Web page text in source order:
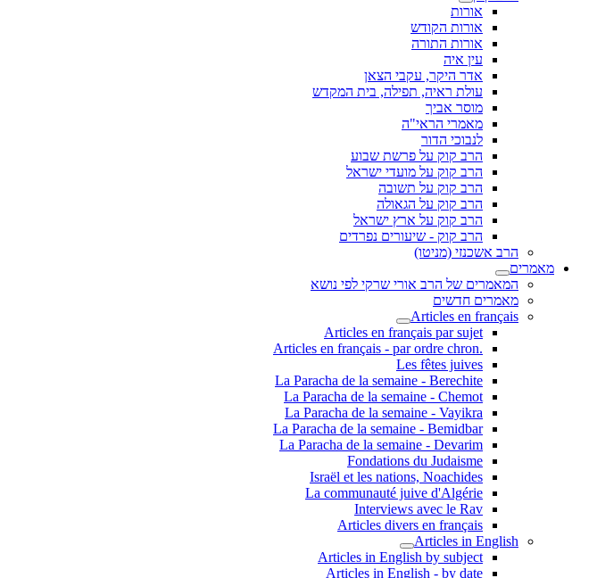
אורות
אורות הקודש
אורות התורה
עין איה
אדר היקר, עקבי הצאן
עולת ראיה, תפילה, בית המקדש
מוסר אביך
מאמרי הראי"ה
לנבוכי הדור
הרב קוק על פרשת שבוע
הרב קוק על מועדי ישראל
הרב קוק על תשובה
הרב קוק על הגאולה
הרב קוק על ארץ ישראל
הרב קוק - שיעורים נפרדים
הרב אשכנזי (מניטו)
מאמרים
המאמרים של הרב אורי שרקי לפי נושא
מאמרים חדשים
Articles en français
Articles en français par sujet
.Articles en français - par ordre chron
Les fêtes juives
La Paracha de la semaine - Berechite
La Paracha de la semaine - Chemot
La Paracha de la semaine - Vayikra
La Paracha de la semaine - Bemidbar
La Paracha de la semaine - Devarim
Fondations du Judaisme
Israël et les nations, Noachides
La communauté juive d'Algérie
Interviews avec le Rav
Articles divers en français
Articles in English
Articles in English by subject
Articles in English - by date